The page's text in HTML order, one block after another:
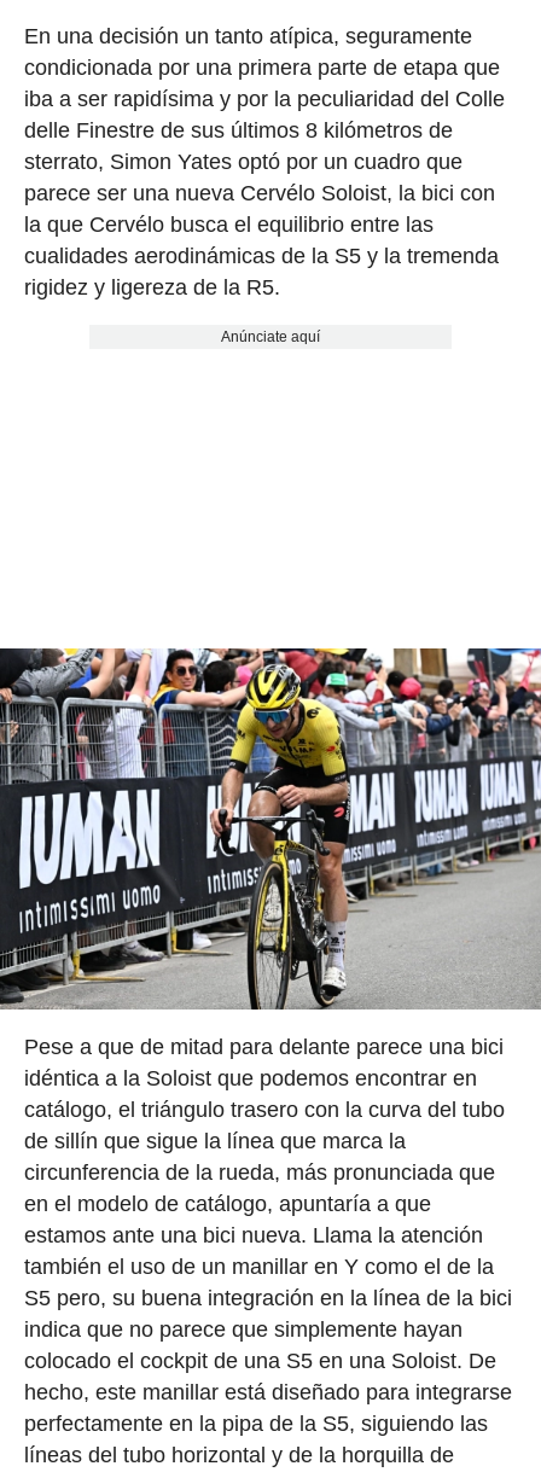
En una decisión un tanto atípica, seguramente
condicionada por una primera parte de etapa que
iba a ser rapidísima y por la peculiaridad del Colle
delle Finestre de sus últimos 8 kilómetros de
sterrato, Simon Yates optó por un cuadro que
parece ser una nueva Cervélo Soloist, la bici con
la que Cervélo busca el equilibrio entre las
cualidades aerodinámicas de la S5 y la tremenda
rigidez y ligereza de la R5.
Anúnciate aquí
Pese a que de mitad para delante parece una bici
idéntica a la Soloist que podemos encontrar en
catálogo, el triángulo trasero con la curva del tubo
de sillín que sigue la línea que marca la
circunferencia de la rueda, más pronunciada que
en el modelo de catálogo, apuntaría a que
estamos ante una bici nueva. Llama la atención
también el uso de un manillar en Y como el de la
S5 pero, su buena integración en la línea de la bici
indica que no parece que simplemente hayan
colocado el cockpit de una S5 en una Soloist. De
hecho, este manillar está diseñado para integrarse
perfectamente en la pipa de la S5, siguiendo las
líneas del tubo horizontal y de la horquilla de